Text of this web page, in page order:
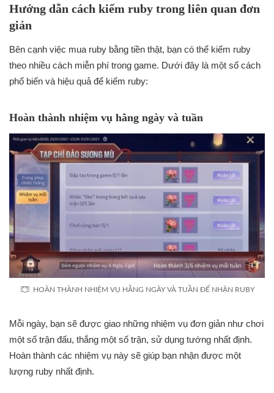
Hướng dẫn cách kiếm ruby trong liên quan đơn
giản
Bên cạnh việc mua ruby bằng tiền thật, bạn có thể kiếm ruby
theo nhiều cách miễn phí trong game. Dưới đây là một số cách
phổ biến và hiệu quả để kiếm ruby:
Hoàn thành nhiệm vụ hằng ngày và tuần
HOÀN THÀNH NHIỆM VỤ HẰNG NGÀY VÀ TUẦN ĐỂ NHẬN RUBY
Mỗi ngày, bạn sẽ được giao những nhiệm vụ đơn giản như chơi
một số trận đấu, thắng một số trận, sử dụng tướng nhất định.
Hoàn thành các nhiệm vụ này sẽ giúp bạn nhận được một
lượng ruby nhất định.